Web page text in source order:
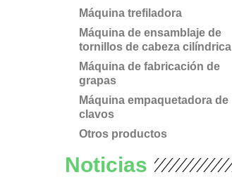
Máquina trefiladora
Máquina de ensamblaje de
tornillos de cabeza cilíndrica
Máquina de fabricación de
grapas
Máquina empaquetadora de
clavos
Otros productos
Noticias